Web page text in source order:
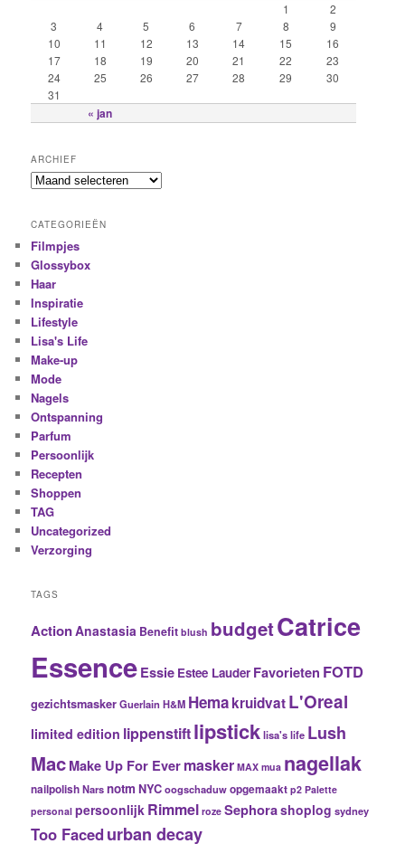
« jan
1
2
3
4 5 6 7 8
9
10
11 12 13 14 15
16
17
18 19 20 21 22
23
24
25 26 27 28 29
30
31
ARCHIEF
CATEGORIEËN
Filmpjes
Glossybox
Haar
Inspiratie
Lifestyle
Lisa's Life
Make-up
Mode
Nagels
Ontspanning
Parfum
Persoonlijk
Recepten
Shoppen
TAG
Uncategorized
Verzorging
TAGS
ActionAnastasia Benefit blush budgetCatrice
EssenceEssie Estee Lauder Favorieten FOTD
gezichtsmaskerGuerlain H&M HemakruidvatL'Oreal
limited edition lippenstiftlipsticklisa's life Lush
MacMake Up For Evermasker MAX mua nagellak
nailpolishNarsnotm NYCoogschaduwopgemaakt p2 Palette
personal persoonlijk Rimmel roze Sephorashoplog sydney
Too Faced urban decay